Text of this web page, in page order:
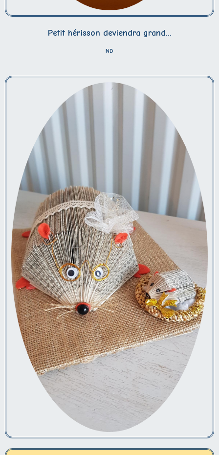
Petit hérisson deviendra grand...
ND